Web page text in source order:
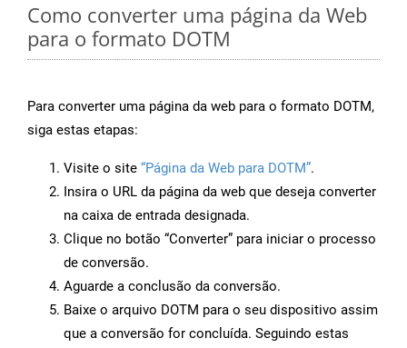
Como converter uma página da Web
para o formato DOTM
Para converter uma página da web para o formato DOTM,
siga estas etapas:
Visite o site “Página da Web para DOTM”.
Insira o URL da página da web que deseja converter
na caixa de entrada designada.
Clique no botão “Converter” para iniciar o processo
de conversão.
Aguarde a conclusão da conversão.
Baixe o arquivo DOTM para o seu dispositivo assim
que a conversão for concluída. Seguindo estas